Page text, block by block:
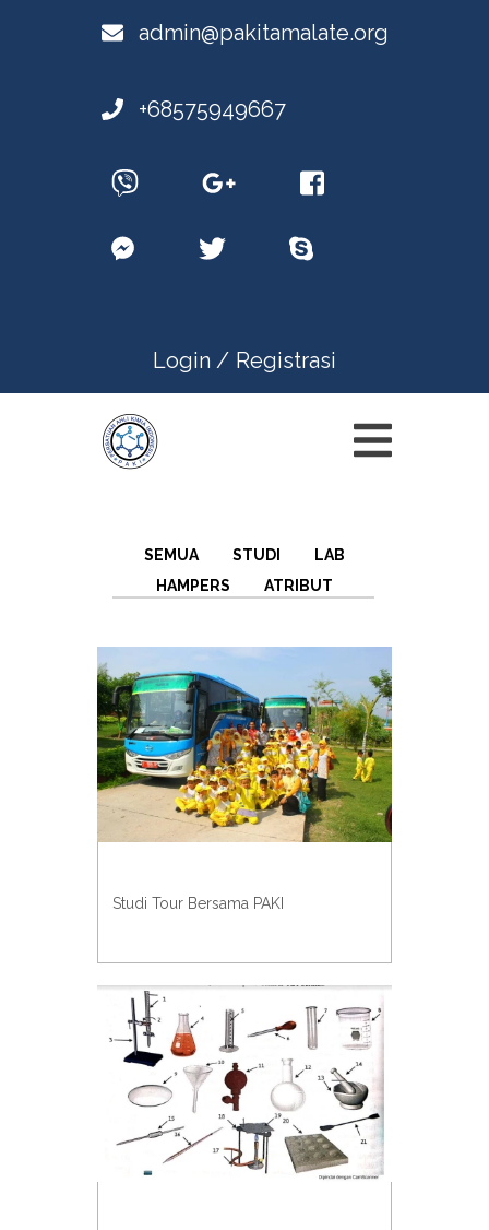
admin@pakitamalate.org
+68575949667
Login / Registrasi
SEMUA STUDI
LAB
HAMPERS
ATRIBUT
Studi Tour Bersama PAKI